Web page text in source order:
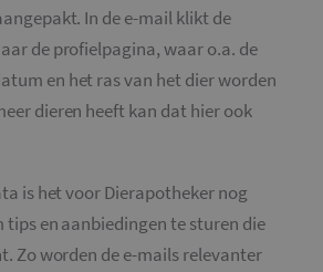
In de e-mail klikt de
de profielpagina, waar o.a. de
en het ras van het dier worden
dieren heeft kan dat hier ook
is het voor Dierapotheker nog
en aanbiedingen te sturen die
Zo worden de e-mails relevanter